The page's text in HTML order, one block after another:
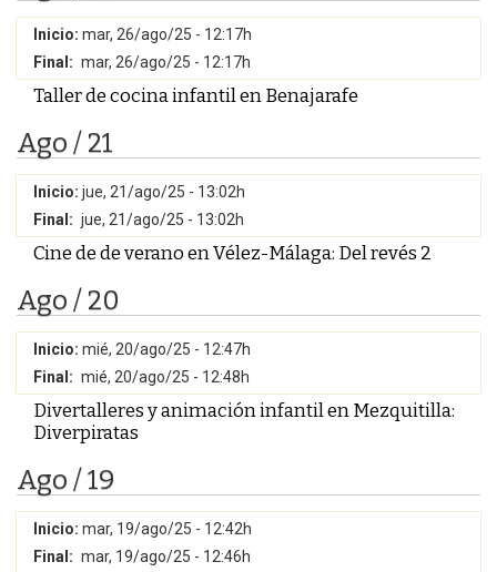
Inicio: mar, 26/ago/25 - 12:17h
Final: mar, 26/ago/25 - 12:17h
Taller de cocina infantil en Benajarafe
Ago / 21
Inicio: jue, 21/ago/25 - 13:02h
Final: jue, 21/ago/25 - 13:02h
Cine de de verano en Vélez-Málaga: Del revés 2
Ago / 20
Inicio: mié, 20/ago/25 - 12:47h
Final: mié, 20/ago/25 - 12:48h
Divertalleres y animación infantil en Mezquitilla:
Diverpiratas
Ago / 19
Inicio: mar, 19/ago/25 - 12:42h
Final: mar, 19/ago/25 - 12:46h